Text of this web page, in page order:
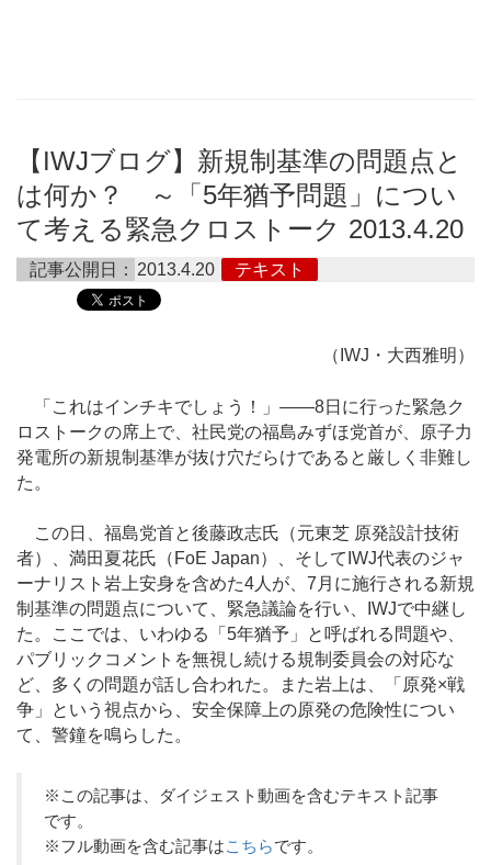
【IWJブログ】新規制基準の問題点と
は何か？ ～「5年猶予問題」につい
て考える緊急クロストーク 2013.4.20
記事公開日： 2013.4.20 テキスト
（IWJ・大西雅明）
「これはインチキでしょう！」――8日に行った緊急ク
ロストークの席上で、社民党の福島みずほ党首が、原子力
発電所の新規制基準が抜け穴だらけであると厳しく非難し
た。
この日、福島党首と後藤政志氏（元東芝 原発設計技術
者）、満田夏花氏（FoE Japan）、そしてIWJ代表のジャ
ーナリスト岩上安身を含めた4人が、7月に施行される新規
制基準の問題点について、緊急議論を行い、IWJで中継し
た。ここでは、いわゆる「5年猶予」と呼ばれる問題や、
パブリックコメントを無視し続ける規制委員会の対応な
ど、多くの問題が話し合われた。また岩上は、「原発×戦
争」という視点から、安全保障上の原発の危険性につい
て、警鐘を鳴らした。
※この記事は、ダイジェスト動画を含むテキスト記事
です。
※フル動画を含む記事はこちらです。